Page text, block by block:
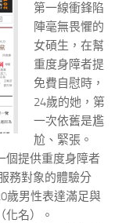
第一線衝鋒陷
陣毫無畏懼的
女碩生，在幫
重度身障者提
免費自慰時，
24歲的她，第
一次依舊是尷
尬、緊張。
個提供重度身障者
務對象的體驗分
歲男性表達滿足與
名）。